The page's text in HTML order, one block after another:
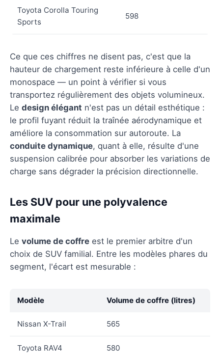
Toyota Corolla Touring
Sports
598
Ce que ces chiffres ne disent pas, c'est que la
hauteur de chargement reste inférieure à celle d'un
monospace — un point à vérifier si vous
transportez régulièrement des objets volumineux.
Le design élégant n'est pas un détail esthétique :
le profil fuyant réduit la traînée aérodynamique et
améliore la consommation sur autoroute. La
conduite dynamique, quant à elle, résulte d'une
suspension calibrée pour absorber les variations de
charge sans dégrader la précision directionnelle.
Les SUV pour une polyvalence
maximale
Le volume de coffre est le premier arbitre d'un
choix de SUV familial. Entre les modèles phares du
segment, l'écart est mesurable :
Modèle Volume de coffre (litres)
Nissan X-Trail 565
Toyota RAV4 580